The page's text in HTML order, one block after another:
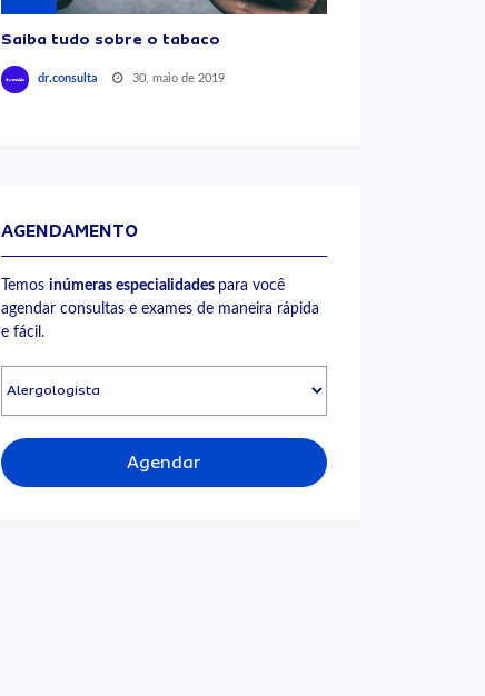
Saiba tudo sobre o tabaco
dr.consulta 30, maio de 2019
AGENDAMENTO
Temos inúmeras especialidades para você
agendar consultas e exames de maneira rápida
e fácil.
Agendar